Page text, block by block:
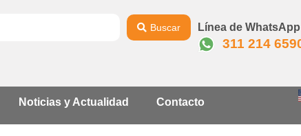
Buscar Línea de
311 214
Noticias y Actualidad Contacto